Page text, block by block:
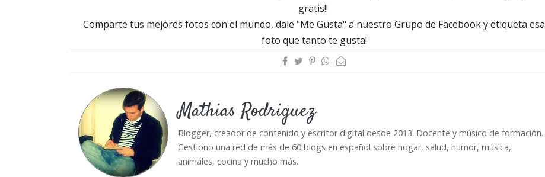
gratis!!
Comparte tus mejores fotos con el mundo, dale "Me Gusta" a nuestro Grupo de Facebook y etiqueta esa
foto que tanto te gusta!
Mathias Rodriguez
Blogger, creador de contenido y escritor digital desde 2013. Docente y músico de formación.
Gestiono una red de más de 60 blogs en español sobre hogar, salud, humor, música,
animales, cocina y mucho más.